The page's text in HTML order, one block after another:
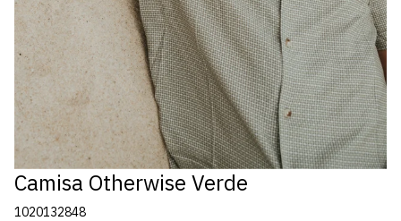
Camisa Otherwise Verde
1020132848